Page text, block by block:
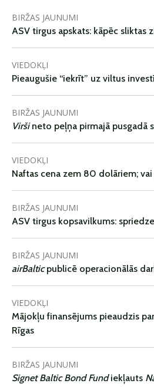
BIRŽAS JAUNUMI
ASV tirgus apskats: kāpēc sliktas
VIEDOKĻI
Pieaugušie “iekrīt” uz viltus
BIRŽAS JAUNUMI
Viršineto peļņa pirmajā pusgadā
VIEDOKĻI
Naftas cena zem 80 dolāriem;
BIRŽAS JAUNUMI
ASV tirgus kopsavilkums:
BIRŽAS JAUNUMI
airBalticpublicē operacionālās
VIEDOKĻI
Mājokļu finansējums pieaudzis
Rīgas
BIRŽAS JAUNUMI
Signet Baltic Bond Fundiekļauts